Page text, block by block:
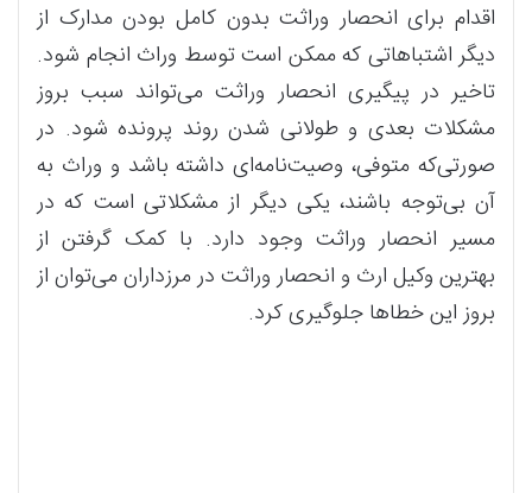
اقدام برای انحصار وراثت بدون کامل بودن مدارک از
دیگر اشتباهاتی که ممکن است توسط وراث انجام شود.
تاخیر در پیگیری انحصار وراثت می‌تواند سبب بروز
مشکلات بعدی و طولانی شدن روند پرونده شود. در
صورتی‌که متوفی، وصیت‌نامه‌ای داشته باشد و وراث به
آن بی‌توجه باشند، یکی دیگر از مشکلاتی است که در
مسیر انحصار وراثت وجود دارد. با کمک گرفتن از
بهترین وکیل ارث و انحصار وراثت در مرزداران می‌توان از
بروز این خطاها جلوگیری کرد.